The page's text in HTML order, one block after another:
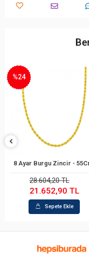
Sepete Ekle
Burgu Zincir - 55Cm.
TL
TL
Sepete Ekle